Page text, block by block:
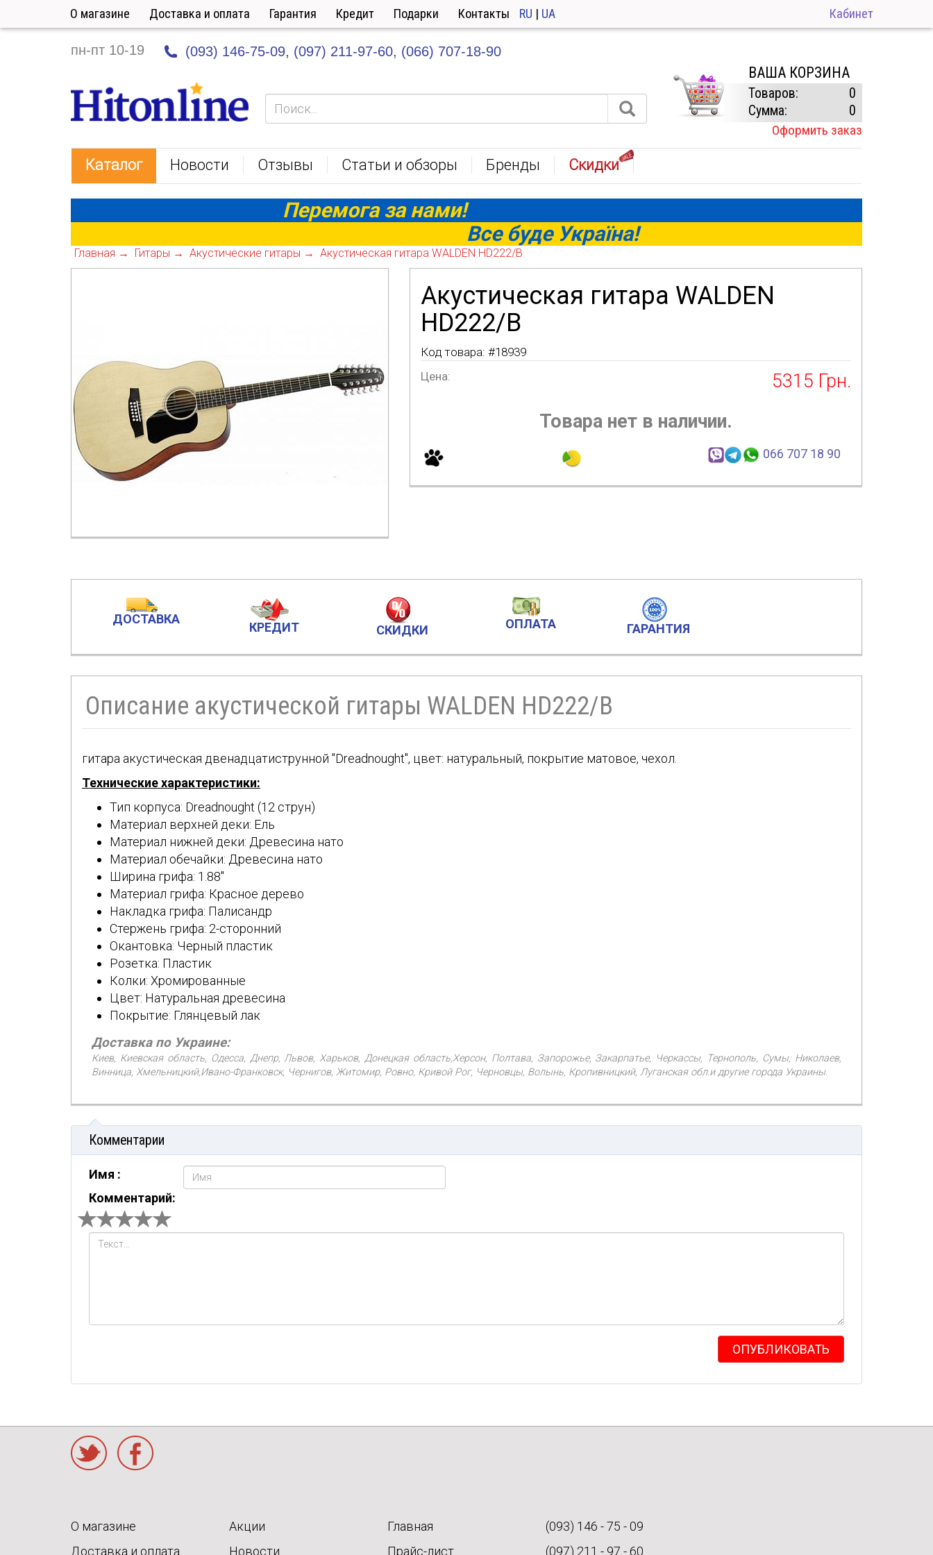
О магазине Доставка и оплата Гарантия Кредит Подарки Контакты RU | UA Кабинет
пн-пт 10-19 (093) 146-75-09, (097) 211-97-60, (066) 707-18-90
HitOnline
ВАША КОРЗИНА
Товаров:
0
Сумма:
0
Оформить заказ
Каталог Новости Отзывы Статьи и обзоры Бренды Скидки
Перемога за нами!
Все буде Україна!
Главная Гитары Акустические гитары Акустическая гитара WALDEN HD222/B
Акустическая гитара WALDEN
HD222/B
Код товара: #18939
Цена:
5315 Грн.
Товара нет в наличии.
066 707 18 90
ДОСТАВКА
КРЕДИТ СКИДКИ ОПЛАТА ГАРАНТИЯ
Описание акустической гитары WALDEN HD222/B
гитара акустическая двенадцатиструнной "Dreadnought", цвет: натуральный, покрытие матовое, чехол.
Технические характеристики:
Тип корпуса: Dreadnought (12 струн)
Материал верхней деки: Ель
Материал нижней деки: Древесина нато
Материал обечайки: Древесина нато
Ширина грифа: 1.88"
Материал грифа: Красное дерево
Накладка грифа: Палисандр
Стержень грифа: 2-сторонний
Окантовка: Черный пластик
Розетка: Пластик
Колки: Хромированные
Цвет: Натуральная древесина
Покрытие: Глянцевый лак
Доставка по Украине:
Киев, Киевская область, Одесса, Днепр, Львов, Харьков, Донецкая область,Херсон, Полтава, Запорожье, Закарпатье, Черкассы, Тернополь, Сумы, Николаев,
Винница, Хмельницкий,Ивано-Франковск, Чернигов, Житомир, Ровно, Кривой Рог, Черновцы, Волынь, Кропивницкий, Луганская обл.и другие города Украины.
Комментарии
Имя :
Комментарий:
ОПУБЛИКОВАТЬ
Facebook
О магазине
Доставка и оплата
Акции
Новости
Главная
Прайс-лист
(093) 146 - 75 - 09
(097) 211 - 97 - 60